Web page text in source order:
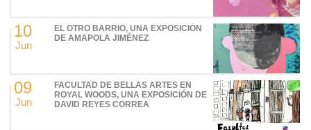
10
Jun
EL OTRO BARRIO, UNA EXPOSICIÓN
DE AMAPOLA JIMÉNEZ
09
Jun
FACULTAD DE BELLAS ARTES EN
ROYAL WOODS, UNA EXPOSICIÓN DE
DAVID REYES CORREA